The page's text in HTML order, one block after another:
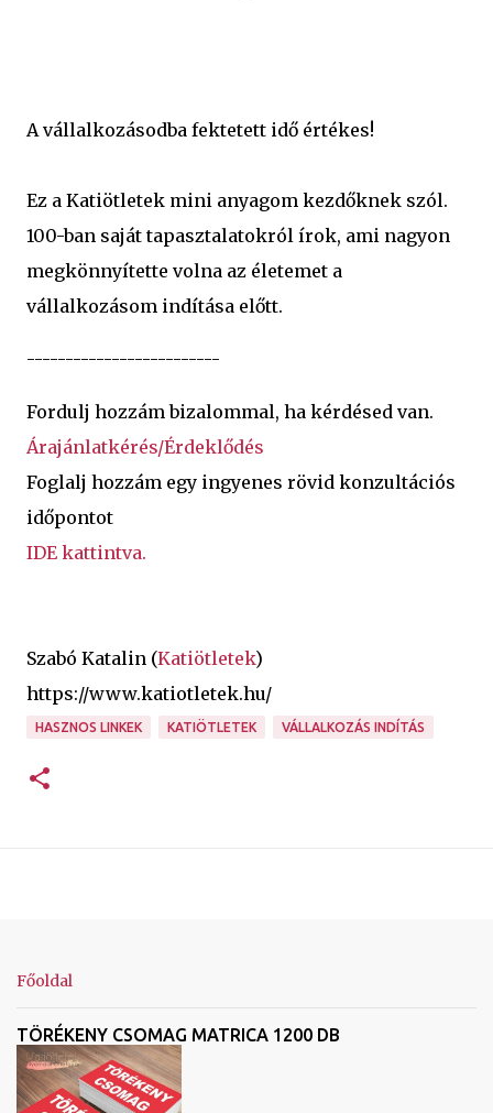
A vállalkozásodba fektetett idő értékes!
Ez a Katiötletek mini anyagom kezdőknek szól.
100-ban saját tapasztalatokról írok, ami nagyon
megkönnyítette volna az életemet a
vállalkozásom indítása előtt.
-------------------------
Fordulj hozzám bizalommal, ha kérdésed van.
Árajánlatkérés/Érdeklődés
Foglalj hozzám egy ingyenes rövid konzultációs
időpontot
IDE kattintva.
Szabó Katalin (Katiötletek)
https://www.katiotletek.hu/
HASZNOS LINKEK KATIÖTLETEK VÁLLALKOZÁS INDÍTÁS
Főoldal
TÖRÉKENY CSOMAG MATRICA 1200 DB